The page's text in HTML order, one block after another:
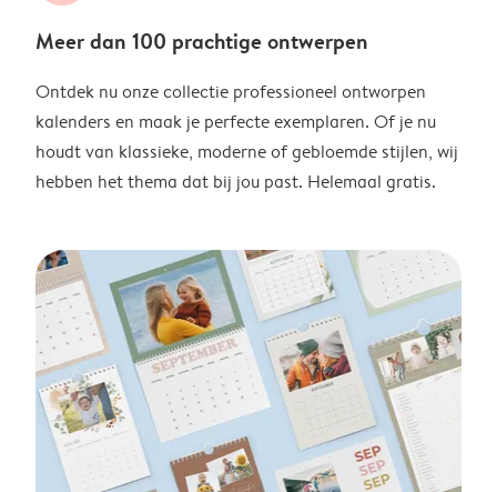
Meer dan 100 prachtige ontwerpen
Ontdek nu onze collectie professioneel ontworpen
kalenders en maak je perfecte exemplaren. Of je nu
houdt van klassieke, moderne of gebloemde stijlen, wij
hebben het thema dat bij jou past. Helemaal gratis.